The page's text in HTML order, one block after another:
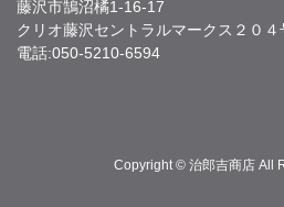
藤沢市鵠沼橘1-16-17
クリオ藤沢セントラルマークス２０４
電話:050-5210-6594
Copyright © 治郎吉商店 All